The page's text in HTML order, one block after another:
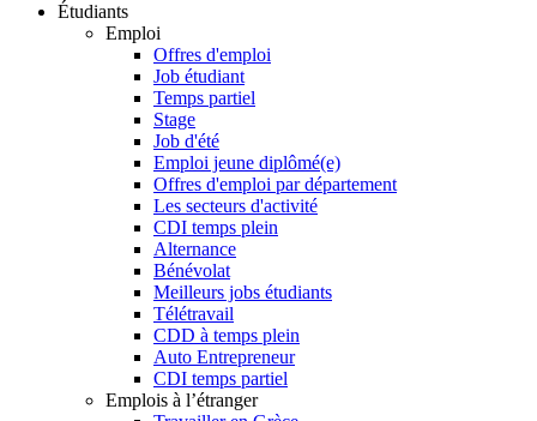
Étudiants
Emploi
Offres d'emploi
Job étudiant
Temps partiel
Stage
Job d'été
Emploi jeune diplômé(e)
Offres d'emploi par département
Les secteurs d'activité
CDI temps plein
Alternance
Bénévolat
Meilleurs jobs étudiants
Télétravail
CDD à temps plein
Auto Entrepreneur
CDI temps partiel
Emplois à l’étranger